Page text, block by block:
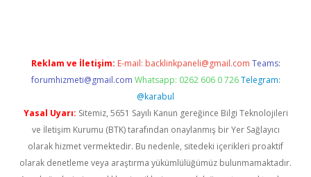
Reklam ve İletişim: E-mail: backlinkpaneli@gmail.com Teams:
forumhizmeti@gmail.com Whatsapp: 0262 606 0 726 Telegram:
@karabul
Yasal Uyarı: Sitemiz, 5651 Sayılı Kanun gereğince Bilgi Teknolojileri
ve İletişim Kurumu (BTK) tarafından onaylanmış bir Yer Sağlayıcı
olarak hizmet vermektedir. Bu nedenle, sitedeki içerikleri proaktif
olarak denetleme veya araştırma yükümlülüğümüz bulunmamaktadır.